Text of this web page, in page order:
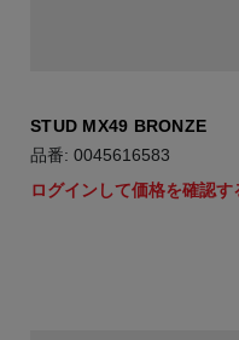
STUD MX49 BRONZE
品番: 0045616583
ログインして価格を確認す